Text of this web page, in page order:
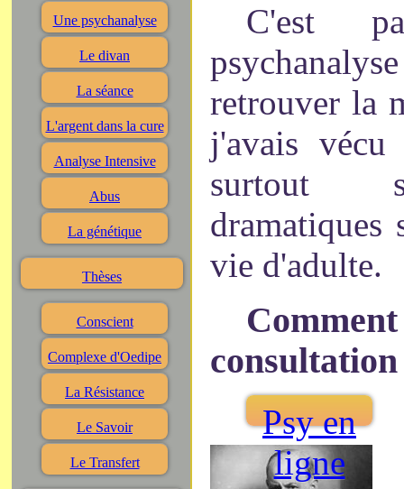
Une psychanalyse
Le divan
La séance
L'argent dans la cure
Analyse Intensive
Abus
La génétique
Thèses
Conscient
Complexe d'Oedipe
La Résistance
Le Savoir
Le Transfert
C'est
retrouver la
j'avais vécu
surtout
dramatiques
vie d'adulte.
consultation
Psy en
ligne